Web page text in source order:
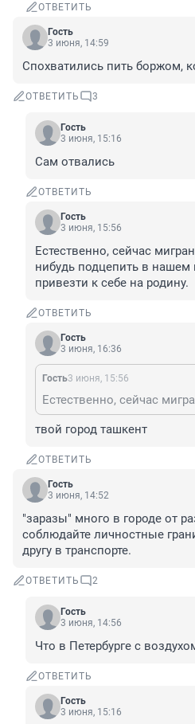
ОТВЕТИТЬ
Гость
3 июня, 14:59
Спохватились пить боржом,
ОТВЕТИТЬ 3
Гость
3 июня, 15:16
Сам отвались
ОТВЕТИТЬ
Гость
3 июня, 15:56
Естественно, сейчас
нибудь подцепить в нашем
привезти к себе на родину.
ОТВЕТИТЬ
Гость
3 июня, 16:36
Гость3 июня, 15:56
твой город ташкент
ОТВЕТИТЬ
Гость
3 июня, 14:52
"заразы" много в городе от
соблюдайте личностные
другу в транспорте.
ОТВЕТИТЬ 2
Гость
3 июня, 14:56
Что в Петербурге с
ОТВЕТИТЬ
Гость
3 июня, 15:16